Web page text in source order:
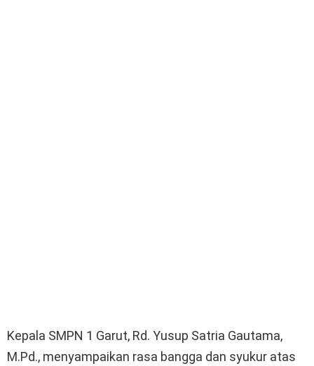
Kepala SMPN 1 Garut, Rd. Yusup Satria Gautama,
M.Pd., menyampaikan rasa bangga dan syukur atas